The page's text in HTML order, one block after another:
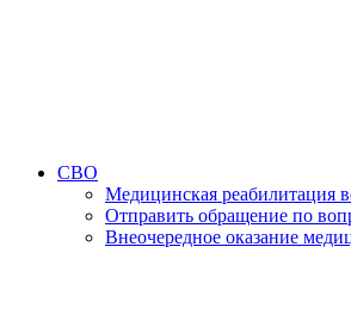
СВО
Медицинская реабилитация
Отправить обращение по
Внеочередное оказание